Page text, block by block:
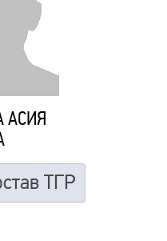
АСИЯ
ТГР